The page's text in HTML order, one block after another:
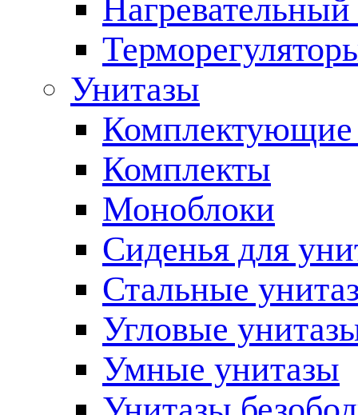
Нагревательный
Унитазы
Комплектующие
Комплекты
Моноблоки
Сиденья для
Стальные
Угловые
Умные унитазы